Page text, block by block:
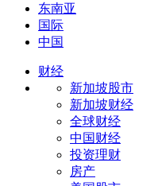
东南亚
国际
中国
财经
新加坡股市
新加坡财经
全球财经
中国财经
投资理财
房产